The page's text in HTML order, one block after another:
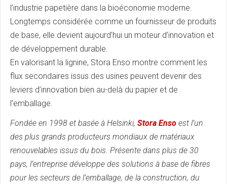
l’industrie papetière dans la bioéconomie moderne.
Longtemps considérée comme un fournisseur de produits
de base, elle devient aujourd’hui un moteur d’innovation et
de développement durable.
En valorisant la lignine, Stora Enso montre comment les
flux secondaires issus des usines peuvent devenir des
leviers d’innovation bien au-delà du papier et de
l’emballage.
Fondée en 1998 et basée à Helsinki, Stora Enso est l’un
des plus grands producteurs mondiaux de matériaux
renouvelables issus du bois. Présente dans plus de 30
pays, l’entreprise développe des solutions à base de fibres
pour les secteurs de l’emballage, de la construction, du